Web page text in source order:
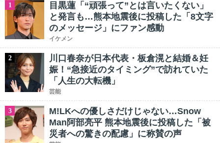
1
目黒蓮「“頑張って”とは言いたくない」
と発言も…熊本地震後に投稿した「8文字
のメッセージ」にファン感動
イケメン
2
川口春奈が日本代表・板倉滉と結婚＆妊
娠！“急接近のタイミング”で訪れていた
「人生の大転機」
芸能
3
M!LKへの優しさだけじゃない…Snow
Man阿部亮平 熊本地震後に投稿した「被
災者への驚きの配慮」に称賛の声